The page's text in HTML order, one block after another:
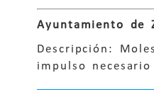
Ayuntamiento de
Descripción:
impulso